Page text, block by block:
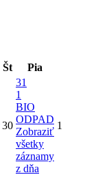
Št Pia
30
31
1
BIO
ODPAD
Zobraziť
všetky
záznamy
z dňa
1